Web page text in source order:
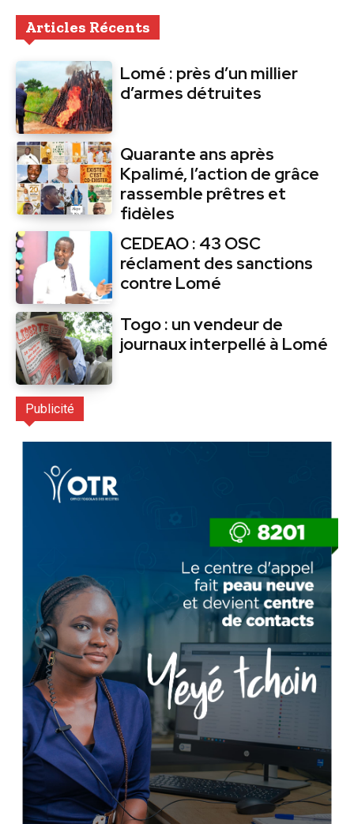
Articles Récents
Lomé : près d’un millier
d’armes détruites
Quarante ans après
Kpalimé, l’action de grâce
rassemble prêtres et
fidèles
CEDEAO : 43 OSC
réclament des sanctions
contre Lomé
Togo : un vendeur de
journaux interpellé à Lomé
Publicité